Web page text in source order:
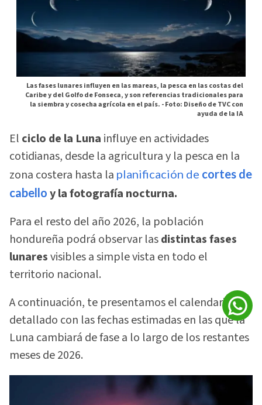
Las fases lunares influyen en las mareas, la pesca en las costas del
Caribe y del Golfo de Fonseca, y son referencias tradicionales para
la siembra y cosecha agrícola en el país. -Foto: Diseño de TVC con
ayuda de la IA
El ciclo de la Luna influye en actividades
cotidianas, desde la agricultura y la pesca en la
zona costera hasta la planificación de cortes de
cabello y la fotografía nocturna.
Para el resto del año 2026, la población
hondureña podrá observar lasdistintas fases
lunaresvisibles a simple vista en todo el
territorio nacional.
A continuación, te presentamos el calendario
detallado con las fechas estimadas en las que la
Luna cambiará de fase a lo largo de los restantes
meses de 2026.